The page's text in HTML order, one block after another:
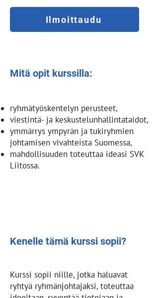
Ilmoittaudu
Mitä opit kurssilla:
ryhmätyöskentelyn perusteet,
viestintä- ja keskustelunhallintataidot,
ymmärrys ympyrän ja tukiryhmien
johtamisen vivahteista Suomessa,
mahdollisuuden toteuttaa ideasi SVK
Liitossa.
Kenelle tämä kurssi sopii?
Kurssi sopii niille, jotka haluavat
ryhtyä ryhmänjohtajaksi, toteuttaa